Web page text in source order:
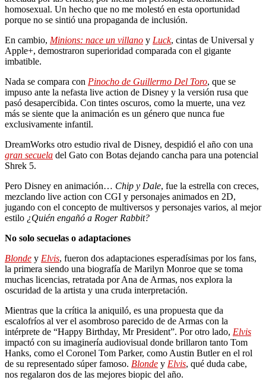
homosexual. Un hecho que no me molestó en esta oportunidad
porque no se sintió una propaganda de inclusión.
En cambio, Minions: nace un villano y Luck, cintas de Universal y
Apple+, demostraron superioridad comparada con el gigante
imbatible.
Nada se compara con Pinocho de Guillermo Del Toro, que se
impuso ante la nefasta live action de Disney y la versión rusa que
pasó desapercibida. Con tintes oscuros, como la muerte, una vez
más se siente que la animación es un género que nunca fue
exclusivamente infantil.
DreamWorks otro estudio rival de Disney, despidió el año con una
gran secuela del Gato con Botas dejando cancha para una potencial
Shrek 5.
Pero Disney en animación… Chip y Dale, fue la estrella con creces,
mezclando live action con CGI y personajes animados en 2D,
jugando con el concepto de multiversos y personajes varios, al mejor
estilo ¿Quién engañó a Roger Rabbit?
No solo secuelas o adaptaciones
Blonde y Elvis, fueron dos adaptaciones esperadísimas por los fans,
la primera siendo una biografía de Marilyn Monroe que se toma
muchas licencias, retratada por Ana de Armas, nos explora la
oscuridad de la artista y una cruda interpretación.
Mientras que la crítica la aniquiló, es una propuesta que da
escalofríos al ver el asombroso parecido de de Armas con la
intérprete de “Happy Birthday, Mr President”. Por otro lado, Elvis
impactó con su imaginería audiovisual donde brillaron tanto Tom
Hanks, como el Coronel Tom Parker, como Austin Butler en el rol
de su representado súper famoso. Blonde y Elvis, qué duda cabe,
nos regalaron dos de las mejores biopic del año.